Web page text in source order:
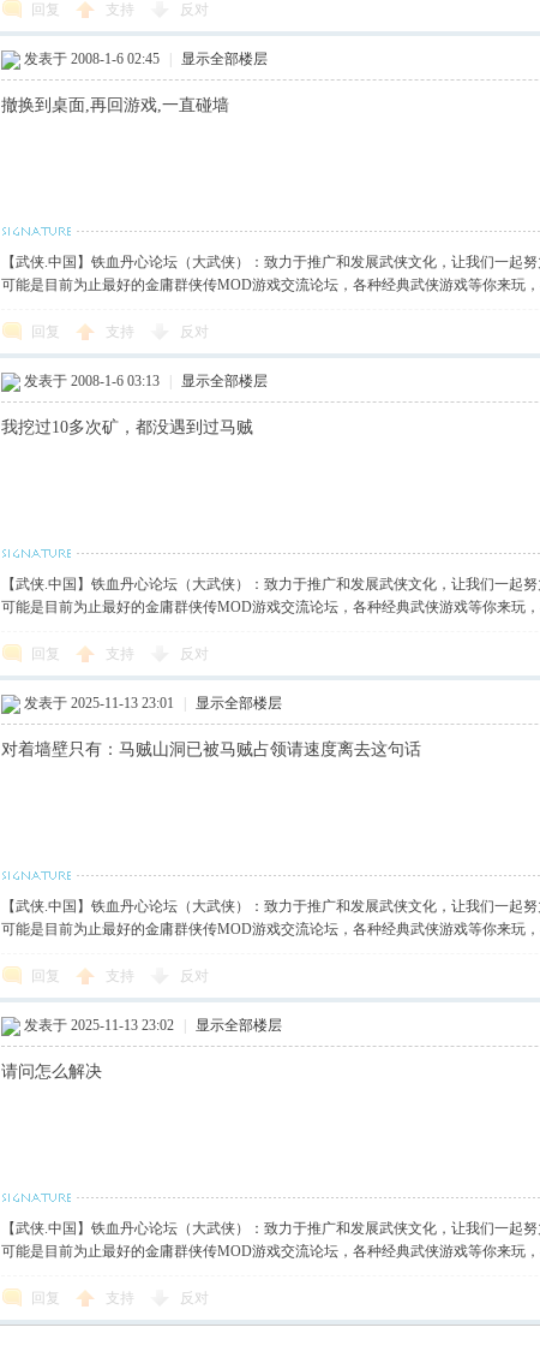
回复 支持 反对
发表于 2008-1-6 02:45 显示全部楼层
撤换到桌面,再回游戏,一直碰墙
【武侠.中国】铁血丹心论坛（大武侠）：致力于推广和发展武侠文化，让我们一起
可能是目前为止最好的金庸群侠传MOD游戏交流论坛，各种经典武侠游戏等你来玩
回复 支持 反对
发表于 2008-1-6 03:13 显示全部楼层
我挖过10多次矿，都没遇到过马贼
【武侠.中国】铁血丹心论坛（大武侠）：致力于推广和发展武侠文化，让我们一起
可能是目前为止最好的金庸群侠传MOD游戏交流论坛，各种经典武侠游戏等你来玩
回复 支持 反对
发表于 2025-11-13 23:01 显示全部楼层
对着墙壁只有：马贼山洞已被马贼占领请速度离去这句话
【武侠.中国】铁血丹心论坛（大武侠）：致力于推广和发展武侠文化，让我们一起
可能是目前为止最好的金庸群侠传MOD游戏交流论坛，各种经典武侠游戏等你来玩
回复 支持 反对
发表于 2025-11-13 23:02 显示全部楼层
请问怎么解决
【武侠.中国】铁血丹心论坛（大武侠）：致力于推广和发展武侠文化，让我们一起
可能是目前为止最好的金庸群侠传MOD游戏交流论坛，各种经典武侠游戏等你来玩
回复 支持 反对